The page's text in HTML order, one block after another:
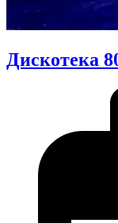
Дискотека